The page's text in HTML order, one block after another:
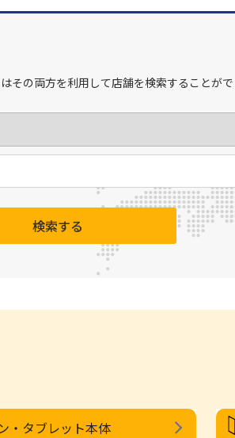
その両方を利用して店舗を検索することが
検索する
・タブレット本体